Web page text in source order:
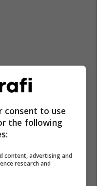
consent to use
the following
content, advertising and
research and